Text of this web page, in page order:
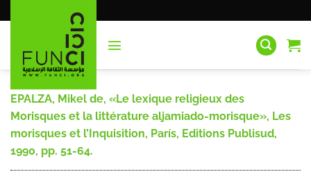
al
EPALZA, Mikel de, «Le lexique religieux des
Morisques et la littérature aljamiado-morisque», Les
morisques et l’Inquisition, París, Editions Publisud,
1990, pp. 51-64.